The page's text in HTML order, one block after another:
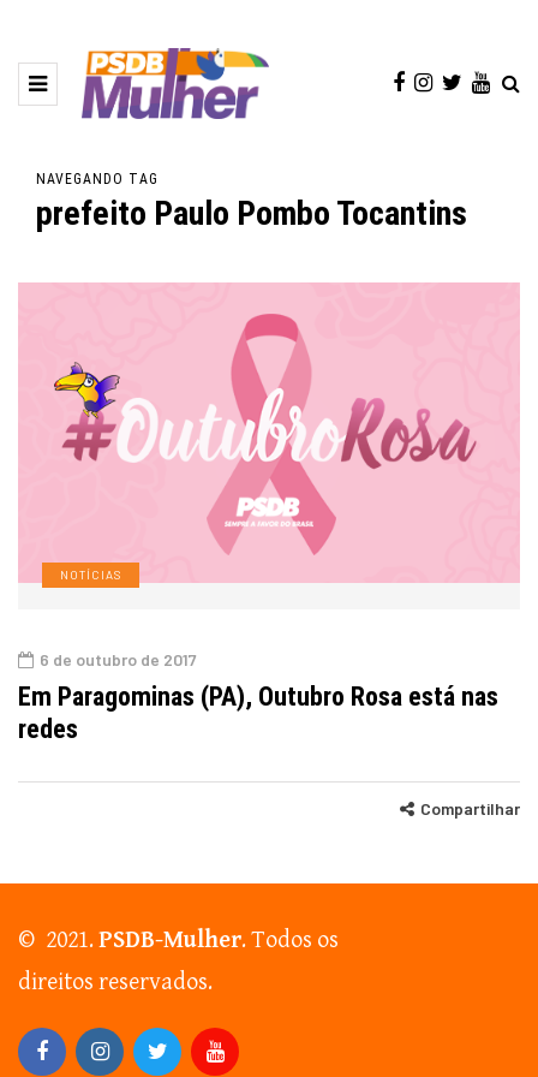
NAVEGANDO TAG
prefeito Paulo Pombo Tocantins
NOTÍCIAS
6 de outubro de 2017
Em Paragominas (PA), Outubro Rosa está nas
redes
Compartilhar
© 2021.PSDB-Mulher. Todos os
direitos reservados.